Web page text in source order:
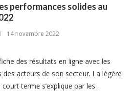
performances solides au
14 novembre 2022
des résultats en ligne avec les
acteurs de son secteur. La légère
terme s’explique par les…